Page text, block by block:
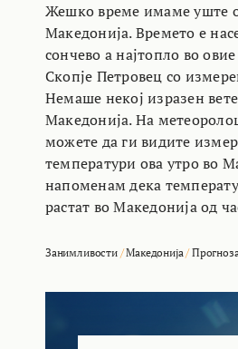
Жешко време имаме уште
Македонија. Времето е
сончево а најтопло во
Скопје Петровец со
Немаше некој изразен
Македонија. На
можете да ги видите
температури ова утро во
напоменам дека
растат во Македонија од
Занимливости/Македонија/